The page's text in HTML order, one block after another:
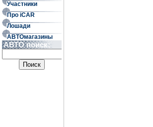
Участники
Про iCAR
Лошади
АВТОмагазины
АВТО поиск: